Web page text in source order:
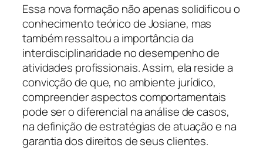
Essa nova formação não apenas solidificou o
conhecimento teórico de Josiane, mas
também ressaltou a importância da
interdisciplinaridade no desempenho de
atividades profissionais. Assim, ela reside a
convicção de que, no ambiente jurídico,
compreender aspectos comportamentais
pode ser o diferencial na análise de casos,
na definição de estratégias de atuação e na
garantia dos direitos de seus clientes.